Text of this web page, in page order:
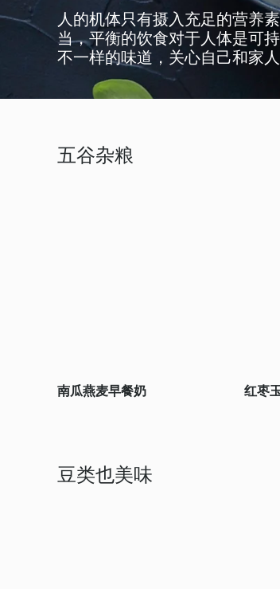
人的机体只有摄入充足的营养
当，平衡的饮食对于人体是可
不一样的味道，关心自己和家人
五谷杂粮
南瓜燕麦早餐奶 红枣
豆类也美味